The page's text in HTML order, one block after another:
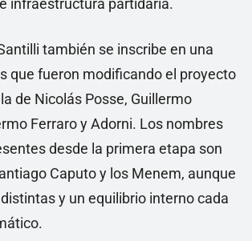
infraestructura partidaria.
también se inscribe en una
que fueron modificando el proyecto
de Nicolás Posse, Guillermo
Ferraro y Adorni. Los nombres
desde la primera etapa son
Caputo y los Menem, aunque
y un equilibrio interno cada